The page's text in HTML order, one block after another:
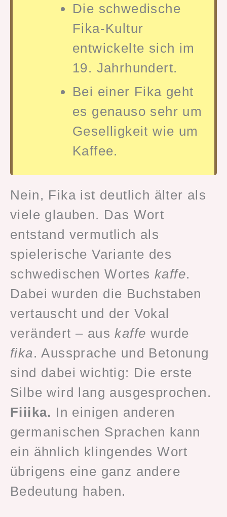
Die schwedische
Fika-Kultur
entwickelte sich im
19. Jahrhundert.
Bei einer Fika geht
es genauso sehr um
Geselligkeit wie um
Kaffee.
Nein, Fika ist deutlich älter als
viele glauben. Das Wort
entstand vermutlich als
spielerische Variante des
schwedischen Wortes kaffe.
Dabei wurden die Buchstaben
vertauscht und der Vokal
verändert – auskaffe wurde
fika. Aussprache und Betonung
sind dabei wichtig: Die erste
Silbe wird lang ausgesprochen.
Fiiika. In einigen anderen
germanischen Sprachen kann
ein ähnlich klingendes Wort
übrigens eine ganz andere
Bedeutung haben.